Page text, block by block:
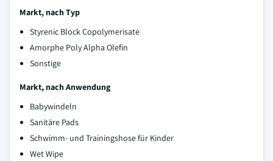
Markt, nach Typ
Styrenic Block Copolymerisate
Amorphe Poly Alpha Olefin
Sonstige
Markt, nach Anwendung
Babywindeln
Sanitäre Pads
Schwimm- und Trainingshose für Kinder
Wet Wipe